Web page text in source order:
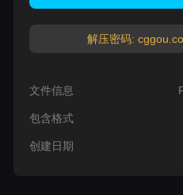
解压密码:
文件信息
包含格式
创建日期